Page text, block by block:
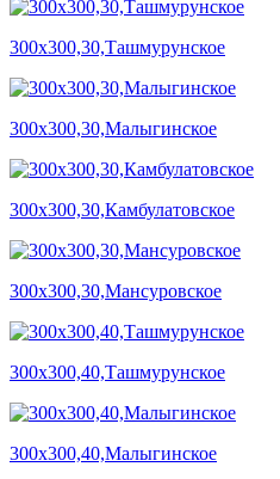
300х300,30,Ташмурунское
300х300,30,Малыгинское
300х300,30,Камбулатовское
300х300,30,Мансуровское
300х300,40,Ташмурунское
300х300,40,Малыгинское